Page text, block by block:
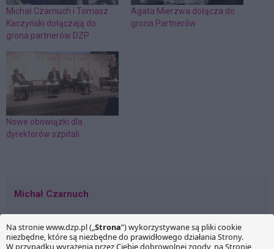
Michał Czarnuch i Tomasz
Kaczyński dołączają do
grona partnerów DZP
Agata Mierzwa dołącza do
grona Partnerów
Nowe obowiązki dla
dyrektorów szpitali
Michał Czarnuch